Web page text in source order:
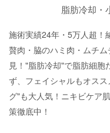
脂肪冷却・
施術実績24年・5万人超！
贅肉・脇のハミ肉・ムチ
見！"脂肪冷却"で脂肪細
ず、フェイシャルもオス
グ"も大人気！ニキビケ
策徹底中！